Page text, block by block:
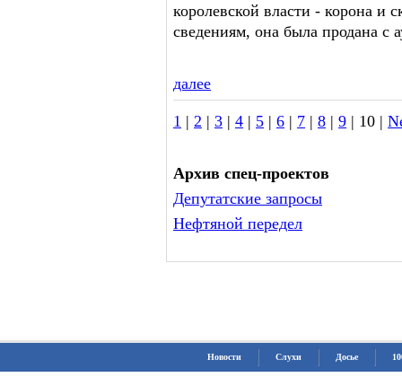
королевской власти - корона и
сведениям, она была продана с
далее
1 | 2 | 3 | 4 | 5 | 6 | 7 | 8 | 9 | 10 |
Архив спец-проектов
Депутатские запросы
Нефтяной передел
Новости Слухи Досье